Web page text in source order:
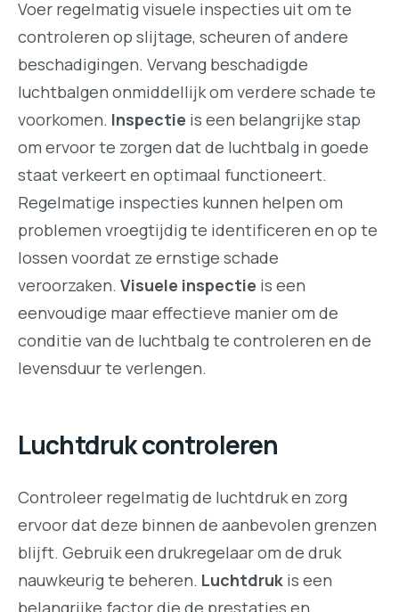
Voer regelmatig visuele inspecties uit om te
controleren op slijtage, scheuren of andere
beschadigingen. Vervang beschadigde
luchtbalgen onmiddellijk om verdere schade te
voorkomen. Inspectie is een belangrijke stap
om ervoor te zorgen dat de luchtbalg in goede
staat verkeert en optimaal functioneert.
Regelmatige inspecties kunnen helpen om
problemen vroegtijdig te identificeren en op te
lossen voordat ze ernstige schade
veroorzaken. Visuele inspectie is een
eenvoudige maar effectieve manier om de
conditie van de luchtbalg te controleren en de
levensduur te verlengen.
Luchtdruk controleren
Controleer regelmatig de luchtdruk en zorg
ervoor dat deze binnen de aanbevolen grenzen
blijft. Gebruik een drukregelaar om de druk
nauwkeurig te beheren. Luchtdruk is een